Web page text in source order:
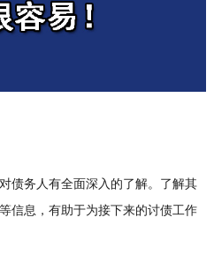
务人有全面深入的了解。了解其
信息，有助于为接下来的讨债工作